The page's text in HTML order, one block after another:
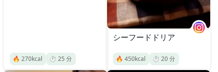
🔥 270kcal ⏱️ 25 分
シーフードドリア
🔥 450kcal ⏱️ 20分